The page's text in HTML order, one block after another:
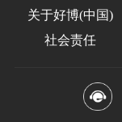
关于好博(中国)
社会责任